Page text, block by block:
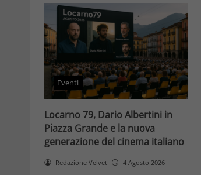
Eventi
Locarno 79, Dario Albertini in
Piazza Grande e la nuova
generazione del cinema italiano
Redazione Velvet 4 Agosto 2026